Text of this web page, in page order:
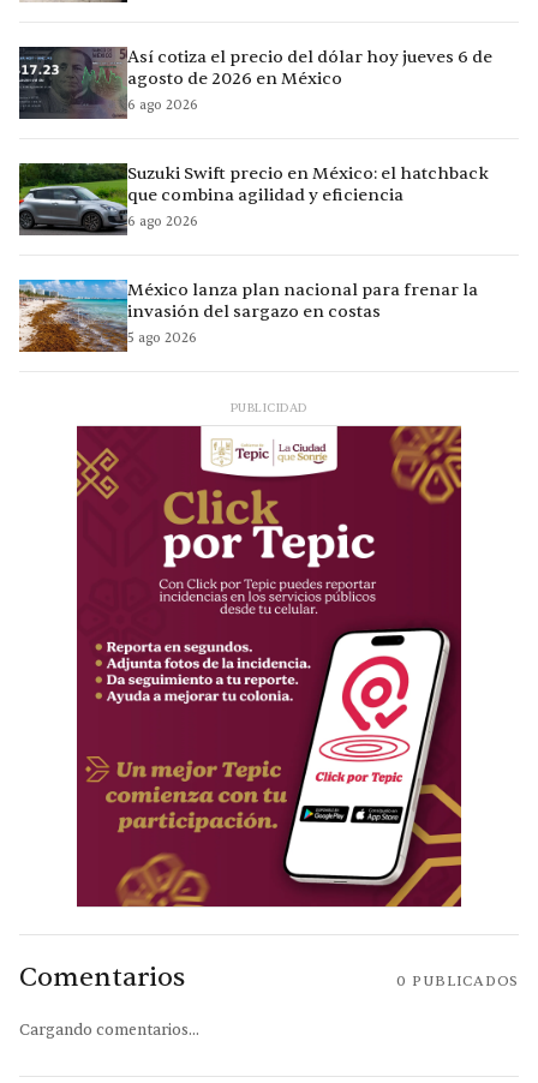
Así cotiza el precio del dólar hoy jueves 6 de
agosto de 2026 en México
6 ago 2026
Suzuki Swift precio en México: el hatchback
que combina agilidad y eficiencia
6 ago 2026
México lanza plan nacional para frenar la
invasión del sargazo en costas
5 ago 2026
PUBLICIDAD
Comentarios 0 PUBLICADOS
Cargando comentarios...